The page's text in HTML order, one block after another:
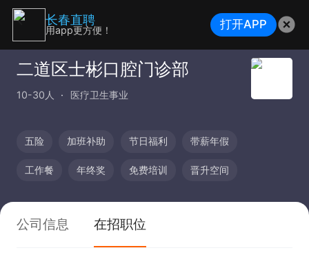
二道区士彬口腔门诊部
10-30人 医疗卫生事业
五险 加班补助 节日福利 带薪年假
工作餐 年终奖 免费培训 晋升空间
公司信息 在招职位
长春直聘
用app更方便！ 打开APP